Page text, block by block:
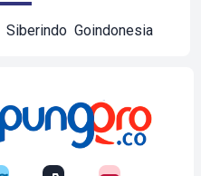
Siberindo Goindonesia